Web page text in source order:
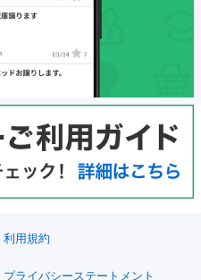
利用規約
プライバシーステートメント